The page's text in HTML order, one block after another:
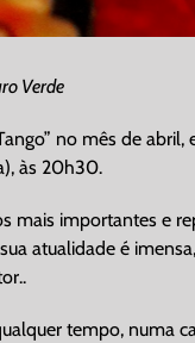
Verde
no mês de
às 20h30.
importantes e
atualidade é
tempo, numa